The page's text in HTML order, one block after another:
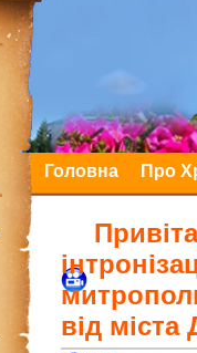
Головна Про
від міста